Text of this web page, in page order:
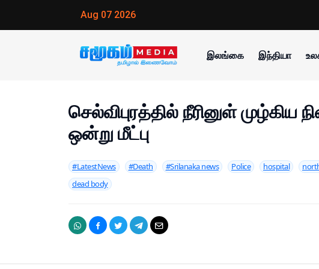
Aug 07 2026
இலங்கை இந்தியா
செல்விபுரத்தில் நீரினுள் முழ்கிய
ஒன்று மீட்பு
#LatestNews #Death #Srilanaka news Police hospital
dead body